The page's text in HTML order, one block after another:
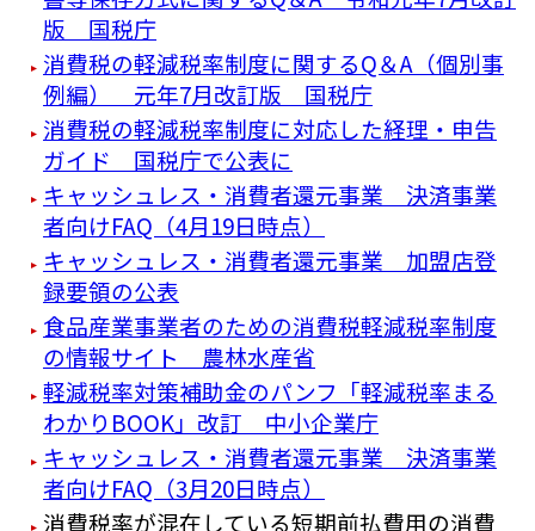
版 国税庁
消費税の軽減税率制度に関するQ＆A（個別事
例編） 元年7月改訂版 国税庁
消費税の軽減税率制度に対応した経理・申告
ガイド 国税庁で公表に
キャッシュレス・消費者還元事業 決済事業
者向けFAQ（4月19日時点）
キャッシュレス・消費者還元事業 加盟店登
録要領の公表
食品産業事業者のための消費税軽減税率制度
の情報サイト 農林水産省
軽減税率対策補助金のパンフ「軽減税率まる
わかりBOOK」改訂 中小企業庁
キャッシュレス・消費者還元事業 決済事業
者向けFAQ（3月20日時点）
消費税率が混在している短期前払費用の消費